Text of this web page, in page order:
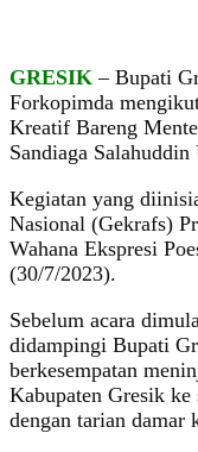
GRESIK – Bupati
Forkopimda
Kreatif Bareng
Sandiaga Salahuddin
Kegiatan yang
Nasional (Gekrafs)
Wahana Ekspresi
(30/7/2023).
Sebelum acara
didampingi Bupati
berkesempatan
Kabupaten Gresik ke
dengan tarian damar